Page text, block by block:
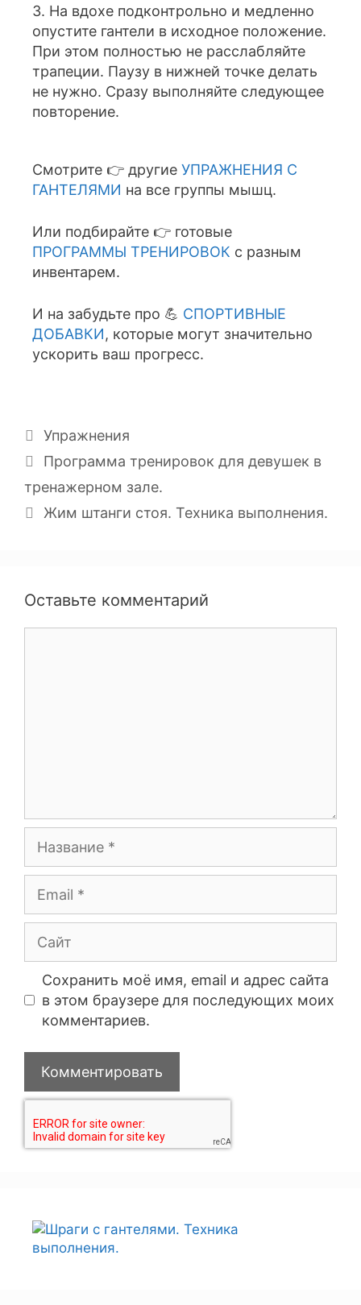
3. На вдохе подконтрольно и медленно
опустите гантели в исходное положение.
При этом полностью не расслабляйте
трапеции. Паузу в нижней точке делать
не нужно. Сразу выполняйте следующее
повторение.
Смотрите 👉 другие УПРАЖНЕНИЯ С
ГАНТЕЛЯМИ на все группы мышц.
Или подбирайте 👉 готовые
ПРОГРАММЫ ТРЕНИРОВОК с разным
инвентарем.
И на забудьте про 💪 СПОРТИВНЫЕ
ДОБАВКИ, которые могут значительно
ускорить ваш прогресс.
Упражнения
Программа тренировок для девушек в
тренажерном зале.
Жим штанги стоя. Техника выполнения.
Оставьте комментарий
Сохранить моё имя, email и адрес сайта
в этом браузере для последующих моих
комментариев.